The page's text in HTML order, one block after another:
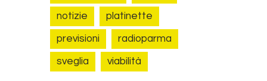
notizie platinette
previsioni radioparma
sveglia viabilità